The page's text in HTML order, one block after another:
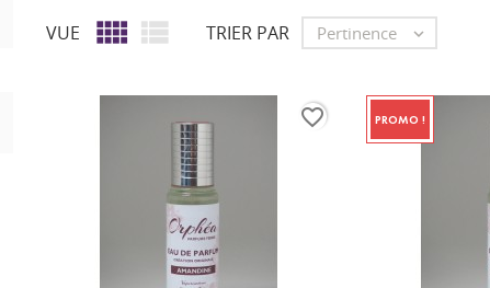
VUE   TRIER PAR Pertinence 
favorite_border PROMO !